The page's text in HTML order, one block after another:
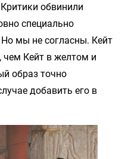
обвинили
специально
мы не согласны. Кейт
чем Кейт в желтом и
образ точно
добавить его в